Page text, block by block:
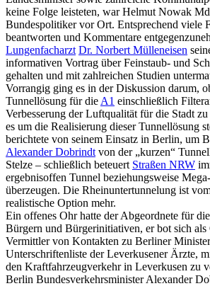
keine Folge leisteten, war Helmut Nowak
Bundespolitiker vor Ort. Entsprechend viele
beantworten und Kommentare
Lungenfacharzt Dr. Norbert Mülleneisen
informativen Vortrag über Feinstaub- und
gehalten und mit zahlreichen Studien
Vorrangig ging es in der Diskussion darum,
Tunnellösung für die A1 einschließlich
Verbesserung der Luftqualität für die Stadt
es um die Realisierung dieser Tunnellösung
berichtete von seinem Einsatz in Berlin, um
Alexander Dobrindt von der „kurzen“
Stelze – schließlich beteuert Straßen NRW
ergebnisoffen Tunnel beziehungsweise
überzeugen. Die Rheinuntertunnelung ist
realistische Option mehr.
Ein offenes Ohr hatte der Abgeordnete für
Bürgern und Bürgerinitiativen, er bot sich als
Vermittler von Kontakten zu Berliner
Unterschriftenliste der Leverkusener Ärzte,
den Kraftfahrzeugverkehr in Leverkusen zu
Berlin Bundesverkehrsminister Alexander